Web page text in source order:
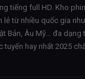
tiếng full HD. Kho
lẻ từ nhiều quốc gia
Bản, Âu Mỹ… đa dạng
tuyến hay nhất 2025